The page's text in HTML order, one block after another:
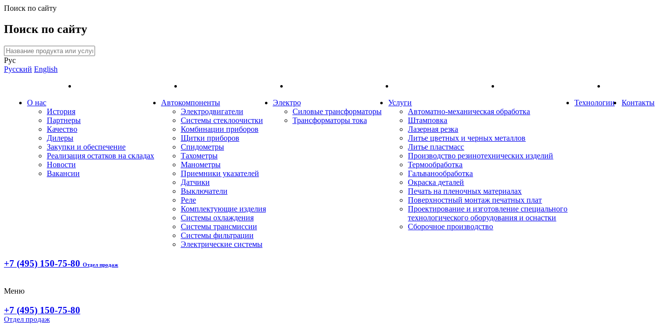
Поиск по сайту
Поиск по сайту
Рус
Русский English
О нас
История
Партнеры
Качество
Дилеры
Закупки и обеспечение
Реализация остатков на складах
Новости
Вакансии
Автокомпоненты
Электродвигатели
Системы стеклоочистки
Комбинации приборов
Щитки приборов
Спидометры
Тахометры
Манометры
Приемники указателей
Датчики
Выключатели
Реле
Комплектующие изделия
Системы охлаждения
Системы трансмиссии
Системы фильтрации
Электрические системы
Электро
Силовые трансформаторы
Трансформаторы тока
Услуги
Автоматно-механическая обработка
Штамповка
Лазерная резка
Литье цветных и черных металлов
Литье пластмасс
Производство резинотехнических изделий
Термообработка
Гальванообработка
Окраска деталей
Печать на пленочных материалах
Поверхностный монтаж печатных плат
Проектирование и изготовление специального
технологического оборудования и оснастки
Сборочное производство
Технологии Контакты
+7 (495) 150-75-80 Отдел продаж
Меню
+7 (495) 150-75-80
Отдел продаж